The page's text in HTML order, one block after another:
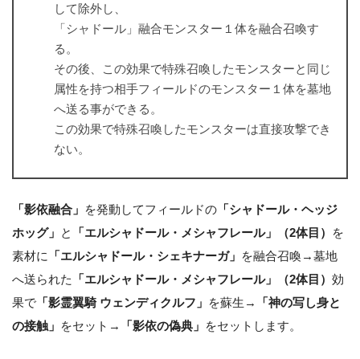
して除外し、
「シャドール」融合モンスター１体を融合召喚す
る。
その後、この効果で特殊召喚したモンスターと同じ
属性を持つ相手フィールドのモンスター１体を墓地
へ送る事ができる。
この効果で特殊召喚したモンスターは直接攻撃でき
ない。
「影依融合」 を発動してフィールドの 「シャドール・ヘッジ
ホッグ」 と 「エルシャドール・メシャフレール」（2体目）
を
素材に
「エルシャドール・シェキナーガ」 を融合召喚→墓地
へ送られた
「エルシャドール・メシャフレール」（2体目） 効
果で 「影霊翼騎 ウェンディクルフ」 を蘇生→
「神の写し身と
の接触」 をセット→ 「影依の偽典」 をセットします。